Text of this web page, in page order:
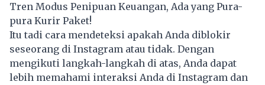
Tren Modus Penipuan Keuangan, Ada yang Pura-
pura Kurir Paket!
Itu tadi cara mendeteksi apakah Anda diblokir
seseorang di Instagram atau tidak. Dengan
mengikuti langkah-langkah di atas, Anda dapat
lebih memahami interaksi Anda di Instagram dan